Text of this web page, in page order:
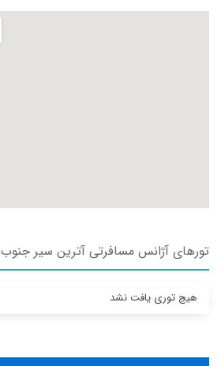
تورهای آژانس مسافرتی آترين سير جنوب
هیچ توری یافت نشد